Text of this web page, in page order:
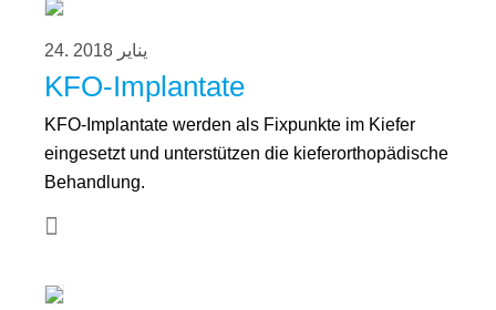
24. يناير 2018
KFO-Implantate
KFO-Implantate werden als Fixpunkte im Kiefer
eingesetzt und unterstützen die kieferorthopädische
Behandlung.